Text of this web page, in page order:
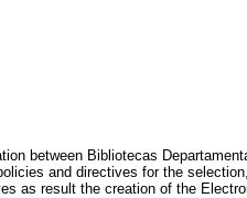
between Bibliotecas
and directives for the
as result the creation of the